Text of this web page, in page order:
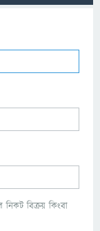
বিক্রয় কিংবা